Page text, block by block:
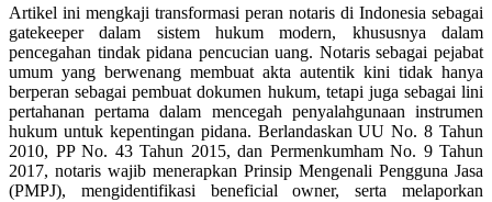
Artikel ini mengkaji transformasi peran notaris di Indonesia sebagai
gatekeeper dalam sistem hukum modern, khususnya dalam
pencegahan tindak pidana pencucian uang. Notaris sebagai pejabat
umum yang berwenang membuat akta autentik kini tidak hanya
berperan sebagai pembuat dokumen hukum, tetapi juga sebagai lini
pertahanan pertama dalam mencegah penyalahgunaan instrumen
hukum untuk kepentingan pidana. Berlandaskan UU No. 8 Tahun
2010, PP No. 43 Tahun 2015, dan Permenkumham No. 9 Tahun
2017, notaris wajib menerapkan Prinsip Mengenali Pengguna Jasa
(PMPJ), mengidentifikasi beneficial owner, serta melaporkan